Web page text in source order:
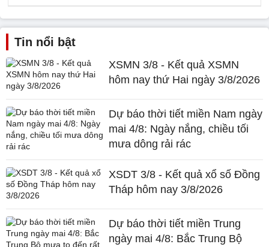
Tin nổi bật
XSMN 3/8 - Kết quả XSMN
hôm nay thứ Hai ngày 3/8/2026
Dự báo thời tiết miền Nam ngày
mai 4/8: Ngày nắng, chiều tối
mưa dông rải rác
XSDT 3/8 - Kết quả xổ số Đồng
Tháp hôm nay 3/8/2026
Dự báo thời tiết miền Trung
ngày mai 4/8: Bắc Trung Bộ